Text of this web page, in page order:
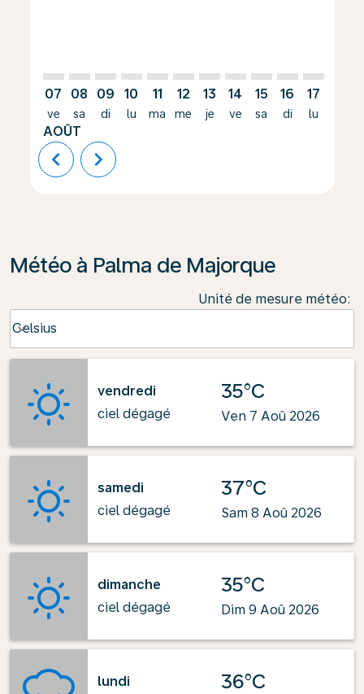
07
ve
AOÛT
08
sa
09
di
10
lu
11
ma
12
me
13
je
14
ve
15
sa
16
di
17
lu
chevron_left chevron_right
Météo à Palma de Majorque
Unité de mesure météo:
Celsius
keyboard_arrow_down
vendredi
ciel dégagé
35°C
Ven 7 Aoû 2026
samedi
ciel dégagé
37°C
Sam 8 Aoû 2026
dimanche
ciel dégagé
35°C
Dim 9 Aoû 2026
lundi
36°C